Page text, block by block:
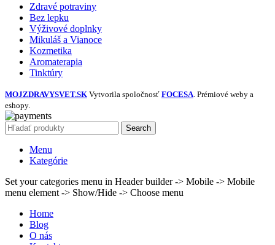
Zdravé potraviny
Bez lepku
Výživové doplnky
Mikuláš a Vianoce
Kozmetika
Aromaterapia
Tinktúry
MOJZDRAVYSVET.SK Vytvorila spoločnosť FOCESA . Prémiové weby a
eshopy.
Search
Menu
Kategórie
Set your categories menu in Header builder -> Mobile -> Mobile
menu element -> Show/Hide -> Choose menu
Home
Blog
O nás